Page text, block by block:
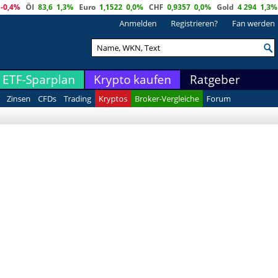
-0,4% Öl 83,6 1,3% Euro 1,1522 0,0% CHF 0,9357 0,0% Gold 4 294 1,3%
Anmelden Registrieren? Fan werden
ETF-Sparplan Krypto kaufen Ratgeber
Zinsen CFDs Trading Kryptos Broker-Vergleiche
Forum